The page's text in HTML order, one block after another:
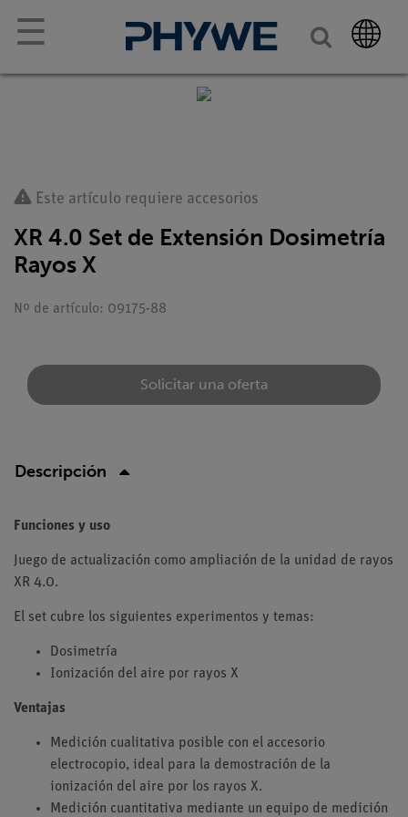
☰
Este artículo requiere accesorios
XR 4.0 Set de Extensión Dosimetría
Rayos X
Nº de artículo: 09175-88
Solicitar una oferta
Descripción
Funciones y uso
Juego de actualización como ampliación de la unidad de rayos
XR 4.0.
El set cubre los siguientes experimentos y temas:
Dosimetría
Ionización del aire por rayos X
Ventajas
Medición cualitativa posible con el accesorio
electrocopio, ideal para la demostración de la
ionización del aire por los rayos X.
Medición cuantitativa mediante un equipo de medición